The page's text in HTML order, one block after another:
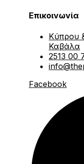
Επικοινωνία
Κύπρου
Καβάλα
2513 00
Facebook